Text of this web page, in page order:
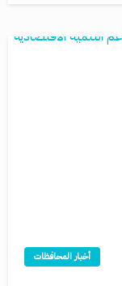
أخبار المحافظات